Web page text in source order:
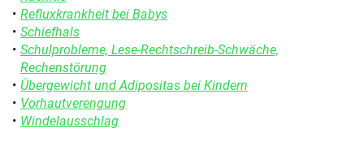
Refluxkrankheit bei Babys
Schiefhals
Schulprobleme, Lese-Rechtschreib-Schwäche,
Rechenstörung
Übergewicht und Adipositas bei Kindern
Vorhautverengung
Windelausschlag